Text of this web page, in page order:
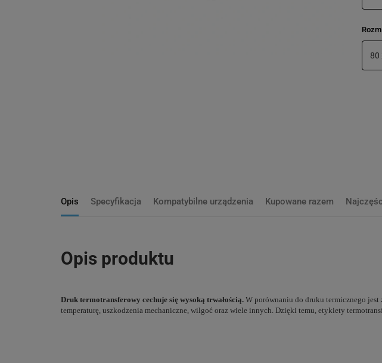
80
Opis Specyfikacja Kompatybilne urządzenia Kupowane razem
Opis produktu
Druk termotransferowy cechuje się wysoką trwałością. W porównaniu do druku termicznego jest
temperaturę, uszkodzenia mechaniczne, wilgoć oraz wiele innych. Dzięki temu, etykiety